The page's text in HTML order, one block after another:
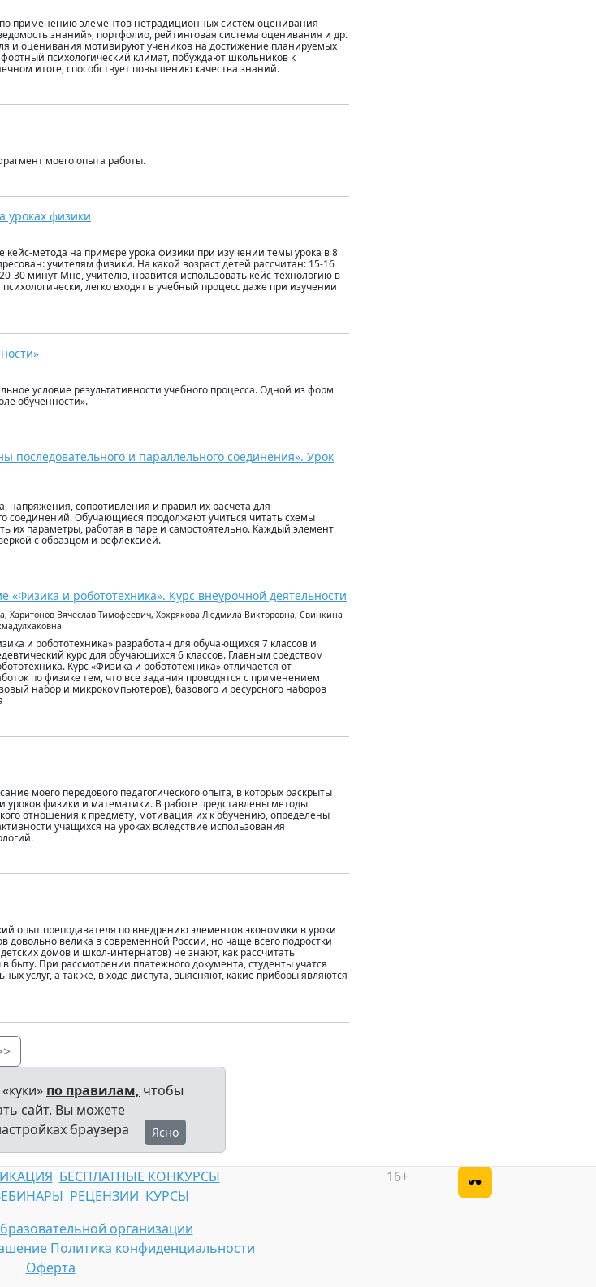
по применению элементов нетрадиционных систем оценивания
знаний», портфолио, рейтинговая система оценивания и др.
и оценивания мотивируют учеников на достижение планируемых
психологический климат, побуждают школьников к
итоге, способствует повышению качества знаний.
моего опыта работы.
уроках физики
кейс-метода на примере урока физики при изучении темы урока в 8
учителям физики. На какой возраст детей рассчитан: 15-16
30 минут Мне, учителю, нравится использовать кейс-технологию в
легко входят в учебный процесс даже при изучении
условие результативности учебного процесса. Одной из форм
обученности».
последовательного и параллельного соединения». Урок
напряжения, сопротивления и правил их расчета для
соединений. Обучающиеся продолжают учиться читать схемы
их параметры, работая в паре и самостоятельно. Каждый элемент
с образцом и рефлексией.
«Физика и робототехника». Курс внеурочной деятельности
Харитонов Вячеслав Тимофеевич, Хохрякова Людмила Викторовна, Свинкина
и робототехника» разработан для обучающихся 7 классов и
курс для обучающихся 6 классов. Главным средством
Курс «Физика и робототехника» отличается от
по физике тем, что все задания проводятся с применением
набор и микрокомпьютеров), базового и ресурсного наборов
моего передового педагогического опыта, в которых раскрыты
физики и математики. В работе представлены методы
отношения к предмету, мотивация их к обучению, определены
учащихся на уроках вследствие использования
опыт преподавателя по внедрению элементов экономики в уроки
довольно велика в современной России, но чаще всего подростки
домов и школ-интернатов) не знают, как рассчитать
быту. При рассмотрении платежного документа, студенты учатся
услуг, а так же, в ходе диспута, выясняют, какие приборы являются
по правилам, чтобы
сайт. Вы можете
браузера
Ясно
БЕСПЛАТНЫЕ КОНКУРСЫ
РЕЦЕНЗИИ КУРСЫ
организации
Политика конфиденциальности
Оферта
16+